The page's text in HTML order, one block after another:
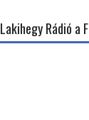
Lakihegy Rádió a